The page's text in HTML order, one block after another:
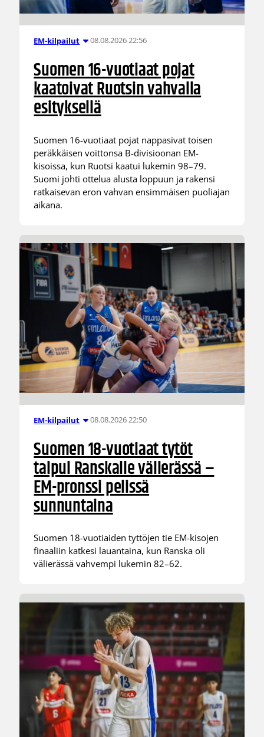
EM-kilpailut 08.08.2026 22:56
Suomen 16-vuotiaat pojat
kaatoivat Ruotsin vahvalla
esityksellä
Suomen 16-vuotiaat pojat nappasivat toisen
peräkkäisen voittonsa B-divisioonan EM-
kisoissa, kun Ruotsi kaatui lukemin 98–79.
Suomi johti ottelua alusta loppuun ja rakensi
ratkaisevan eron vahvan ensimmäisen puoliajan
aikana.
EM-kilpailut 08.08.2026 22:50
Suomen 18-vuotiaat tytöt
taipui Ranskalle välierässä –
EM-pronssi pelissä
sunnuntaina
Suomen 18-vuotiaiden tyttöjen tie EM-kisojen
finaaliin katkesi lauantaina, kun Ranska oli
välierässä vahvempi lukemin 82–62.